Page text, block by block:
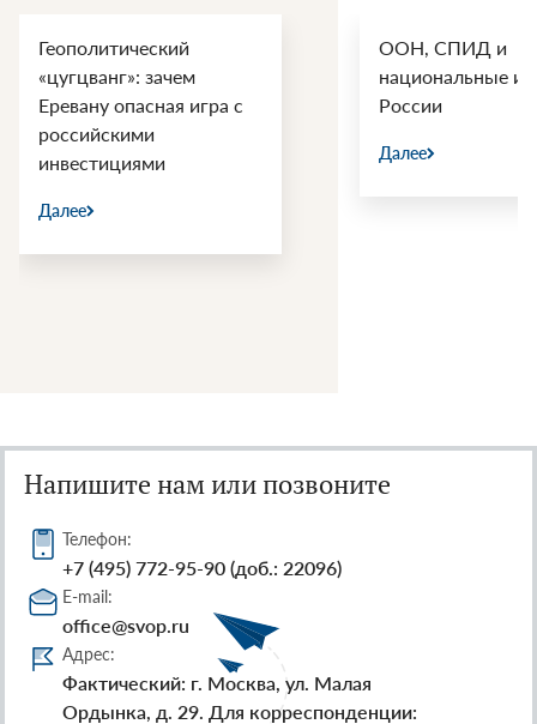
Геополитический
«цугцванг»: зачем
Еревану опасная игра с
российскими
инвестициями
Далее
ООН, СПИД и
национальные
России
Далее
Напишите нам или позвоните
Телефон:
+7 (495) 772-95-90 (доб.: 22096)
E-mail:
office@svop.ru
Адрес:
Фактический: г. Москва, ул. Малая
Ордынка, д. 29. Для корреспонденции: